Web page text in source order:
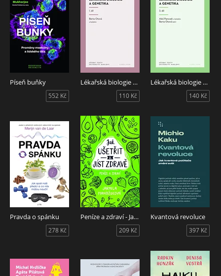
Píseň buňky
552 Kč
Lékařská biologie a genetika 1. díl
110 Kč
Lékařská biologie a genetika 3. díl
140 Kč
Pravda o spánku
278 Kč
Peníze a zdraví - Jak ušetřit a jíst zdravě
209 Kč
Kvantová revoluce
397 Kč